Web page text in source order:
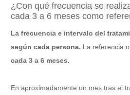
¿Con qué frecuencia se
cada 3 a 6 meses como
La frecuencia e intervalo del
según cada persona. La referencia
cada 3 a 6 meses.
En aproximadamente un mes tras el